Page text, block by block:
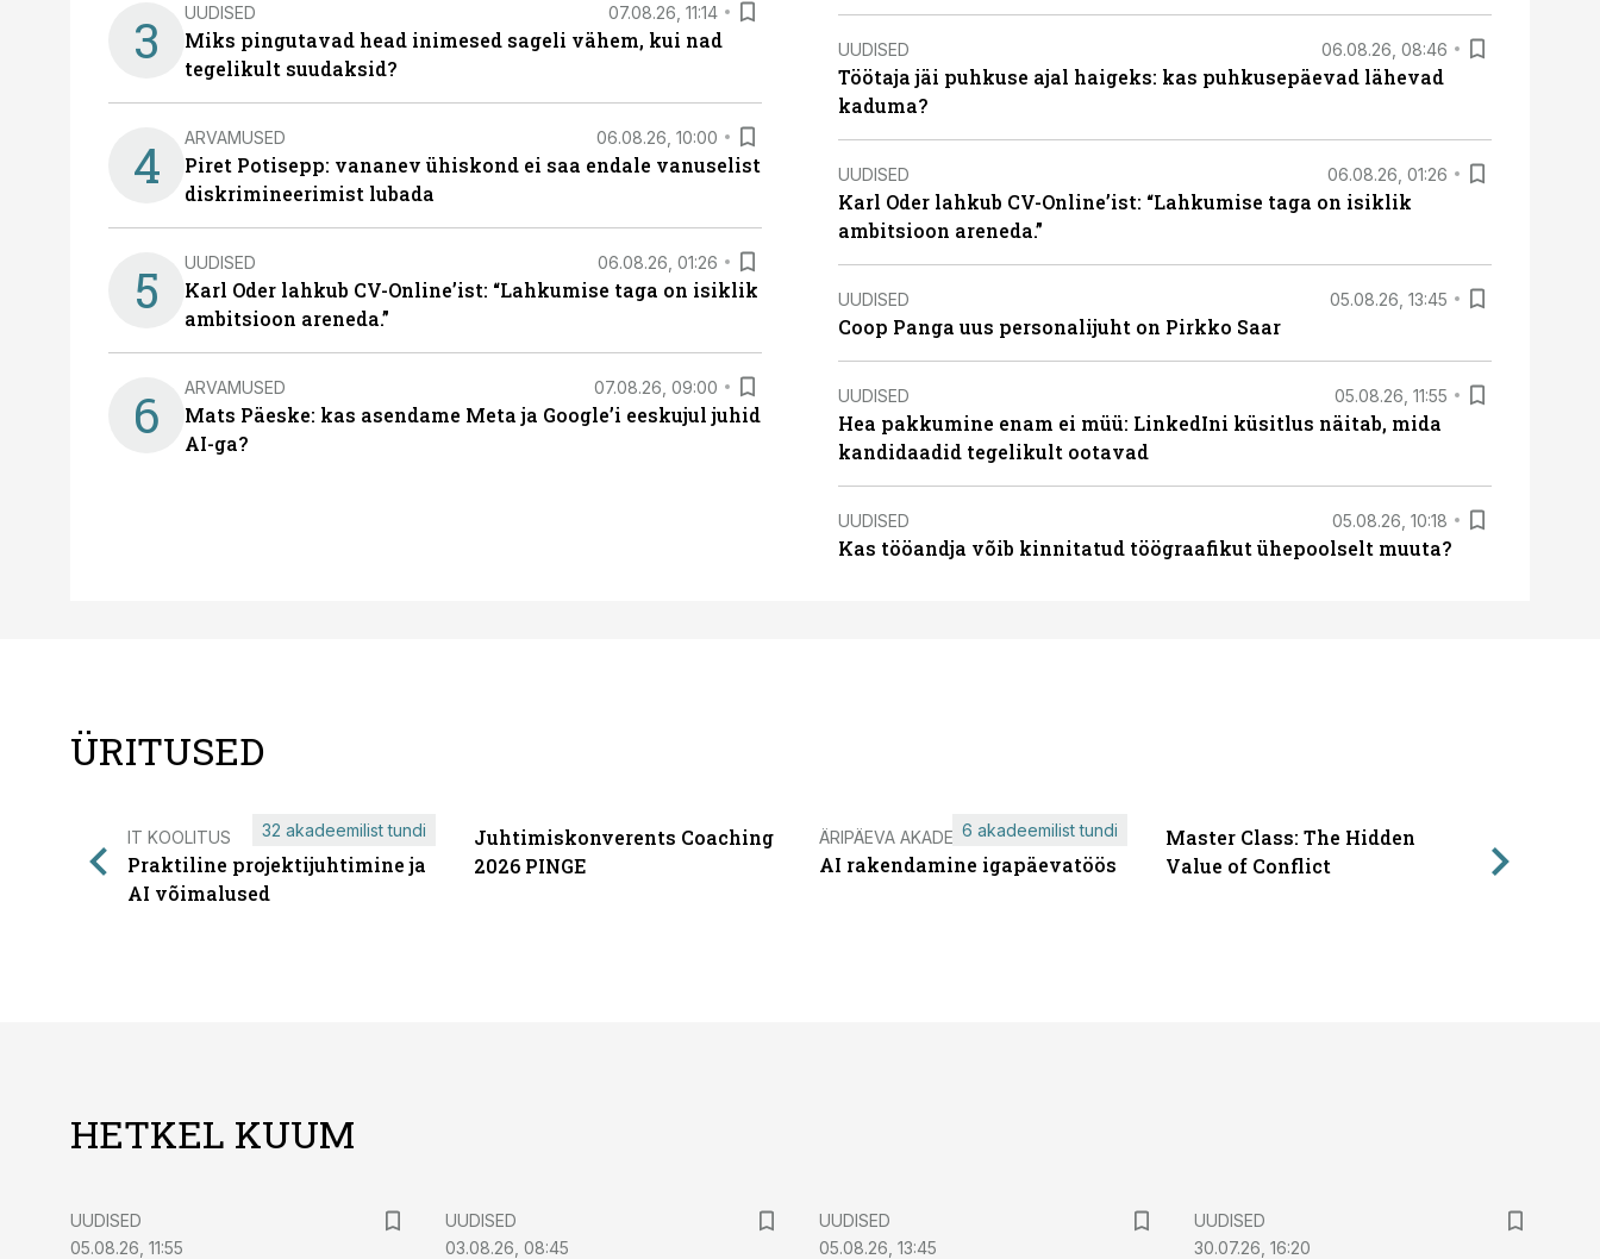
3 UUDISED 07.08.26, 11:14
Miks pingutavad head inimesed sageli vähem, kui nad
tegelikult suudaksid?
4 ARVAMUSED 06.08.26, 10:00
Piret Potisepp: vananev ühiskond ei saa endale vanuselist
diskrimineerimist lubada
5 UUDISED 06.08.26, 01:26
Karl Oder lahkub CV-Online’ist: “Lahkumise taga on isiklik
ambitsioon areneda.”
6 ARVAMUSED 07.08.26, 09:00
Mats Päeske: kas asendame Meta ja Google’i eeskujul juhid
AI-ga?
UUDISED 06.08.26, 08:46
Töötaja jäi puhkuse ajal haigeks: kas puhkusepäevad lähevad
kaduma?
UUDISED 06.08.26, 01:26
Karl Oder lahkub CV-Online’ist: “Lahkumise taga on isiklik
ambitsioon areneda.”
UUDISED 05.08.26, 13:45
Coop Panga uus personalijuht on Pirkko Saar
UUDISED 05.08.26, 11:55
Hea pakkumine enam ei müü: LinkedIni küsitlus näitab, mida
kandidaadid tegelikult ootavad
UUDISED 05.08.26, 10:18
Kas tööandja võib kinnitatud töögraafikut ühepoolselt muuta?
ÜRITUSED
IT KOOLITUS
Praktiline projektijuhtimine ja
AI võimalused
32 akadeemilist tundi
Juhtimiskonverents Coaching
2026 PINGE
ÄRIPÄEVA AKADEEMIA
AI rakendamine igapäevatöös
6 akadeemilist tundi
Master Class: The Hidden
Value of Conflict
HETKEL KUUM
UUDISED
05.08.26, 11:55
UUDISED
03.08.26, 08:45
UUDISED
05.08.26, 13:45
UUDISED
30.07.26, 16:20